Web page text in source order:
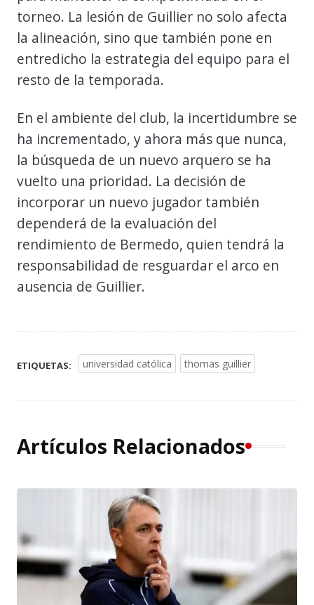
torneo. La lesión de Guillier no solo afecta
la alineación, sino que también pone en
entredicho la estrategia del equipo para el
resto de la temporada.
En el ambiente del club, la incertidumbre se
ha incrementado, y ahora más que nunca,
la búsqueda de un nuevo arquero se ha
vuelto una prioridad. La decisión de
incorporar un nuevo jugador también
dependerá de la evaluación del
rendimiento de Bermedo, quien tendrá la
responsabilidad de resguardar el arco en
ausencia de Guillier.
ETIQUETAS: universidad católica thomas guillier
Artículos Relacionados